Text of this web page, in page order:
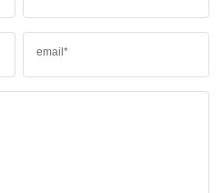
email*